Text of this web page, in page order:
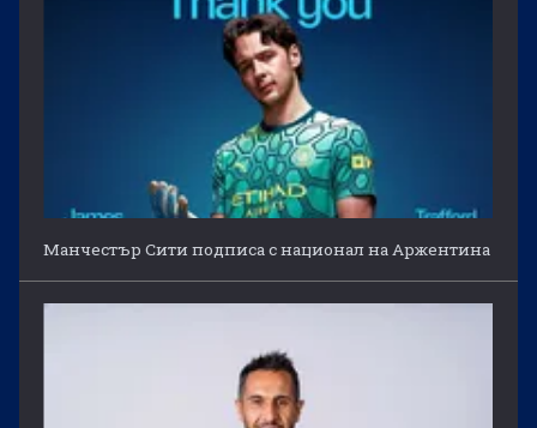
Манчестър Сити подписа с национал на Аржентина